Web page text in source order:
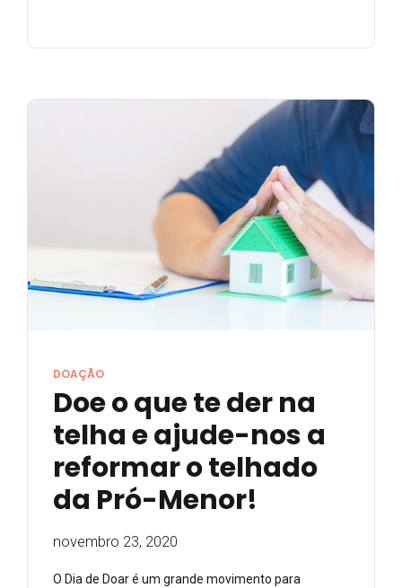
DOAÇÃO
Doe o que te der na
telha e ajude-nos a
reformar o telhado
da Pró-Menor!
novembro 23, 2020
O Dia de Doar é um grande movimento para